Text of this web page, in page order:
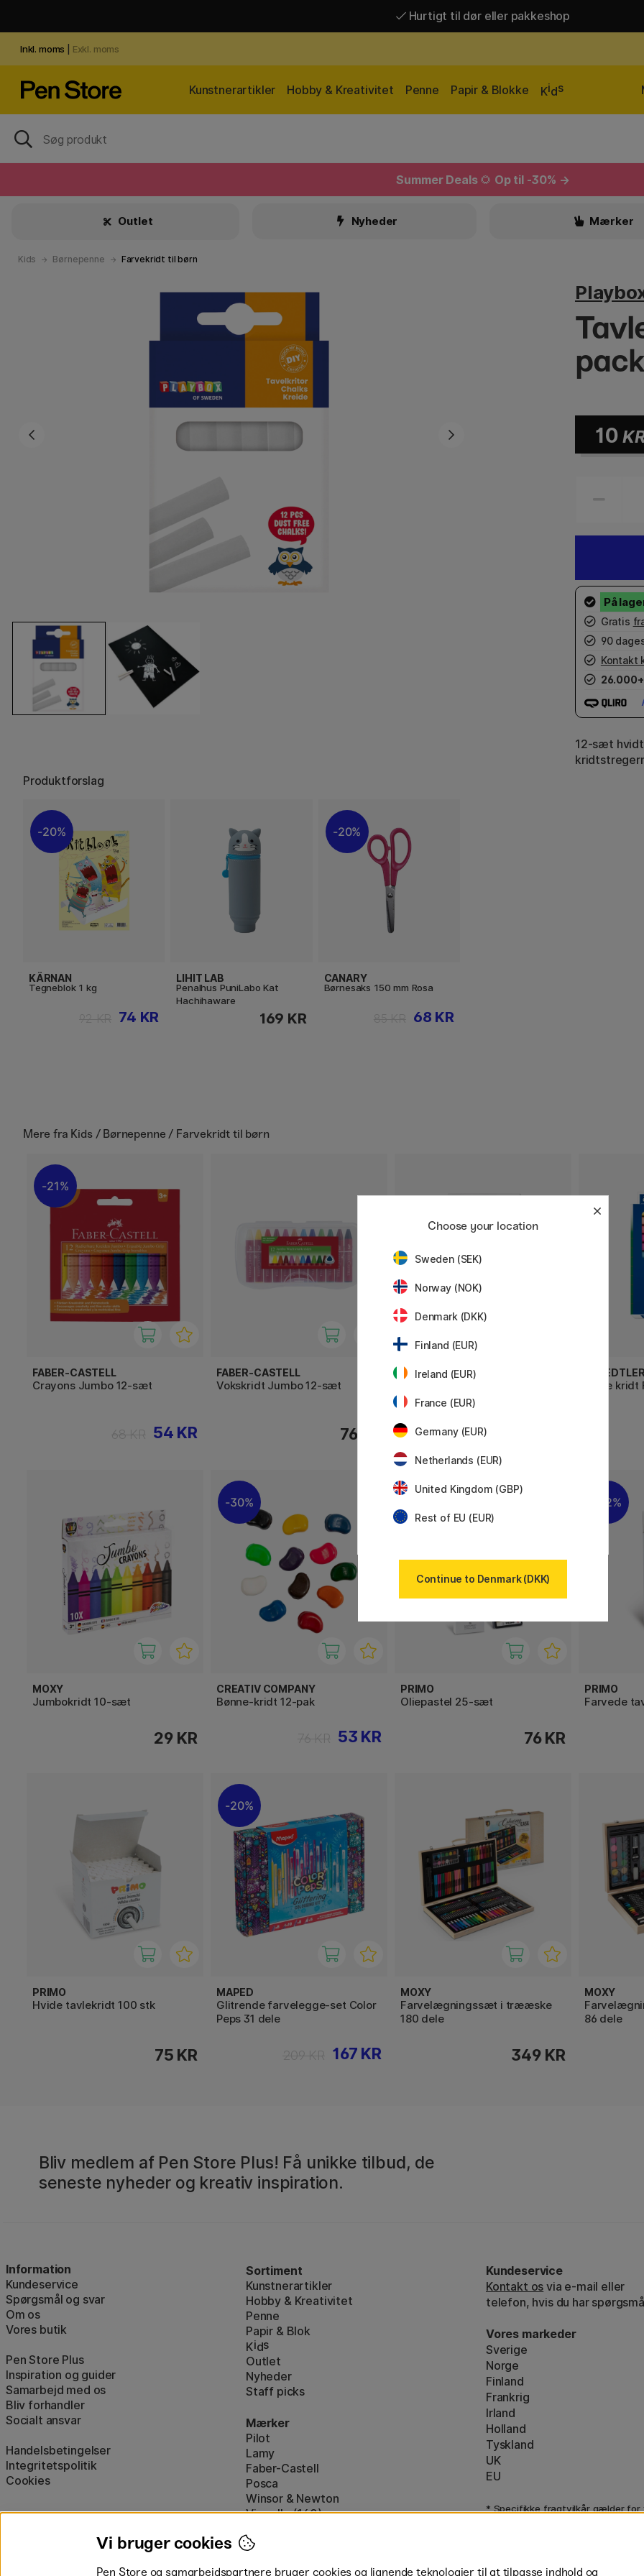
Hurtigt til dør eller pakkeshop
Inkl. moms Exkl. moms
Kunstnerartikler Hobby & Kreativitet Penne Papir & Blokke Kids
Summer Deals 🌻 Op til -30% →
Outlet Nyheder Mærker
Kids Børnepenne Farvekridt til børn
Produktforslag
20%
KÄRNAN
Tegneblok 1 kg
74 KR
LIHIT LAB
Penalhus PuniLabo Kat
Hachihaware
169 KR
20%
CANARY
Børnesaks 150 mm Rosa
68 KR
10
Gratis
90
Kontakt
26.000+
12-sæt
Mere fra Kids / Børnepenne / Farvekridt til børn
21%
FABER-CASTELL
Crayons Jumbo 12-sæt
54 KR
FABER-CASTELL
Vokskridt Jumbo 12-sæt
76 KR
STAEDTLER
stk
Tavle
MOXY
Jumbokridt 10-sæt
29 KR
30%
CREATIV COMPANY
Bønne-kridt 12-pak
53 KR
PRIMO
Oliepastel 25-sæt
76 KR
32%
PRIMO
Farvede
PRIMO
Hvide tavlekridt 100 stk
75 KR
20%
MAPED
Glitrende farvelegge-set Color
Peps 31 dele
167 KR
MOXY
Farvelægningssæt i trææske
180 dele
349 KR
MOXY
86 dele
Bliv medlem af Pen Store Plus! Få unikke tilbud, de
seneste nyheder og kreativ inspiration.
Information
Kundeservice
Spørgsmål og svar
Om os
Vores butik
Pen Store Plus
Inspiration og guider
Samarbejd med os
Bliv forhandler
Socialt ansvar
Handelsbetingelser
Integritetspolitik
Cookies
Sortiment
Kunstnerartikler
Hobby & Kreativitet
Penne
Papir & Blok
Kids
Outlet
Nyheder
Staff picks
Mærker
Pilot
Lamy
Faber-Castell
Posca
Winsor & Newton
Visa alle (160)
Kundeservice
Kontakt os via e-mail eller
telefon, hvis du har
Vores markeder
Sverige
Norge
Finland
Frankrig
Irland
Holland
Tyskland
UK
EU
* Specifikke fragtvilkårgælder for
Choose your location
Sweden (SEK)
Norway (NOK)
Denmark (DKK)
Finland (EUR)
Ireland (EUR)
France (EUR)
Germany (EUR)
Netherlands (EUR)
United Kingdom (GBP)
Rest of EU (EUR)
Continue to Denmark (DKK)
Vi bruger cookies
Pen Store og samarbejdspartnere bruger cookies og lignende teknologier til at tilpasse indhold og